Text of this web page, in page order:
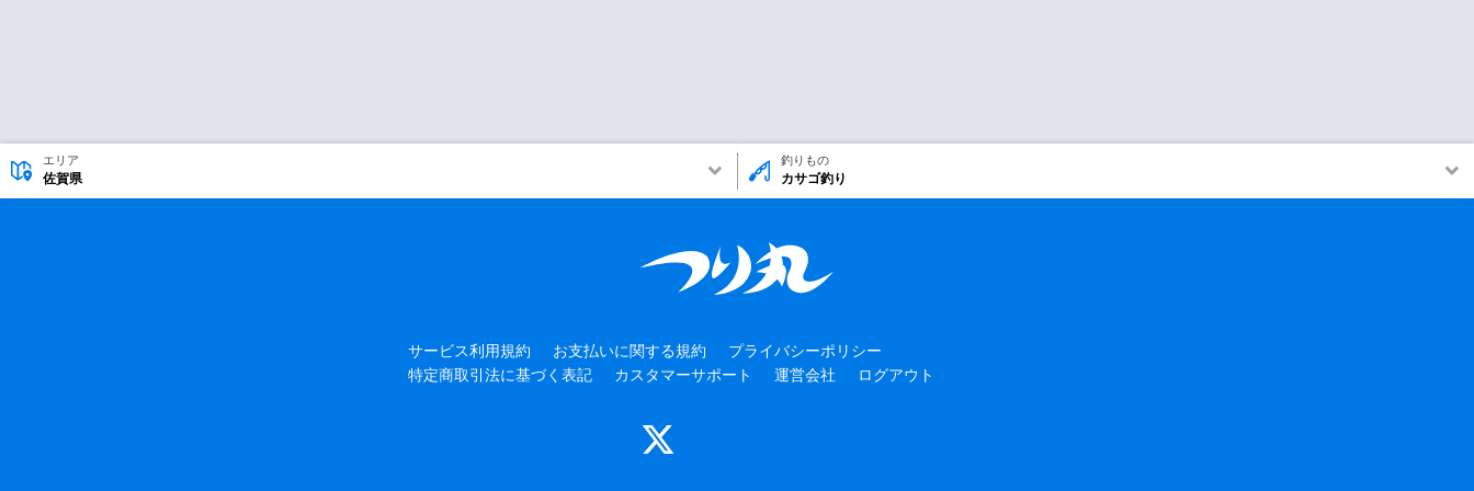
エリア
佐賀県
釣りもの
カサゴ釣り
サービス利用規約 お支払いに関する規約
プライバシーポリシー
特定商取引法に基づく表記
カスタマーサポート 運営会社 ログアウト